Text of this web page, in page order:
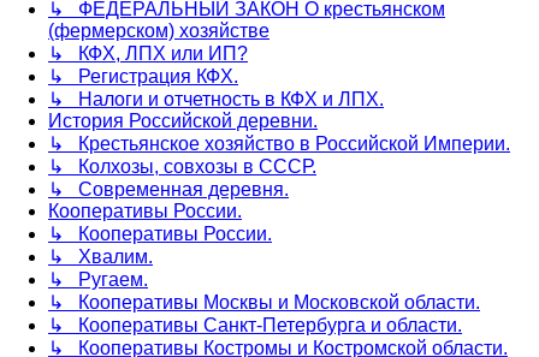
↳ ФЕДЕРАЛЬНЫЙ ЗАКОН О крестьянском
(фермерском) хозяйстве
↳ КФХ, ЛПХ или ИП?
↳ Регистрация КФХ.
↳ Налоги и отчетность в КФХ и ЛПХ.
История Российской деревни.
↳ Крестьянское хозяйство в Российской Империи.
↳ Колхозы, совхозы в СССР.
↳ Современная деревня.
Кооперативы России.
↳ Кооперативы России.
↳ Хвалим.
↳ Ругаем.
↳ Кооперативы Москвы и Московской области.
↳ Кооперативы Санкт-Петербурга и области.
↳ Кооперативы Костромы и Костромской области.